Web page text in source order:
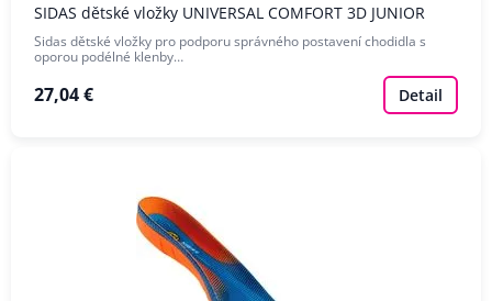
SIDAS dětské vložky UNIVERSAL COMFORT 3D JUNIOR
Sidas dětské vložky pro podporu správného postavení chodidla s
oporou podélné klenby…
27,04 € Detail